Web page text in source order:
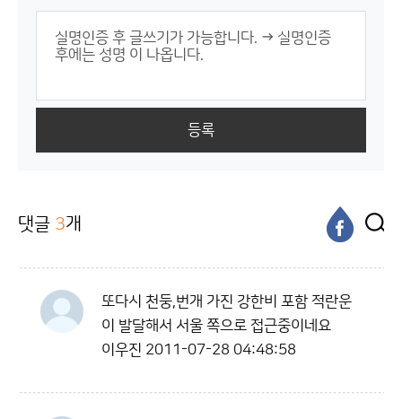
등록
댓글 3개
또다시 천둥,번개 가진 강한비 포함 적란운
이 발달해서 서울 쪽으로 접근중이네요
이우진 2011-07-28 04:48:58